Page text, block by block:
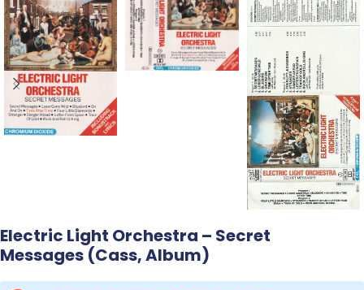
Electric Light Orchestra – Secret
Messages (Cass, Album)